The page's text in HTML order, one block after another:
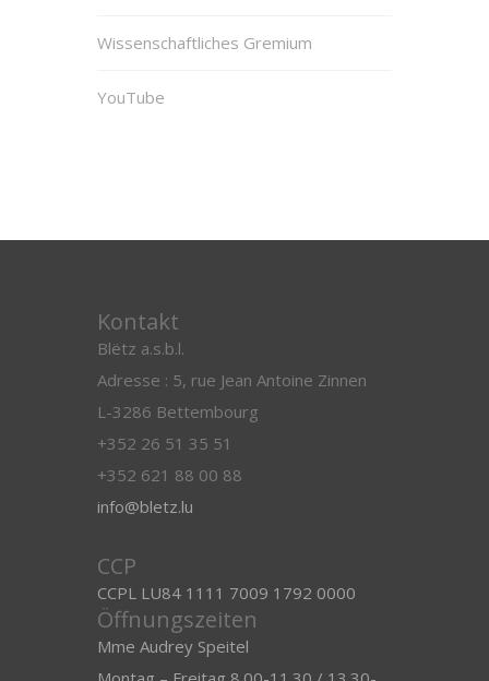
Wissenschaftliches Gremium
YouTube
Kontakt
Blëtz a.s.b.l.
Adresse : 5, rue Jean Antoine Zinnen
L-3286 Bettembourg
+352 26 51 35 51
+352 621 88 00 88
info@bletz.lu
CCP
CCPL LU84 1111 7009 1792 0000
Öffnungszeiten
Mme Audrey Speitel